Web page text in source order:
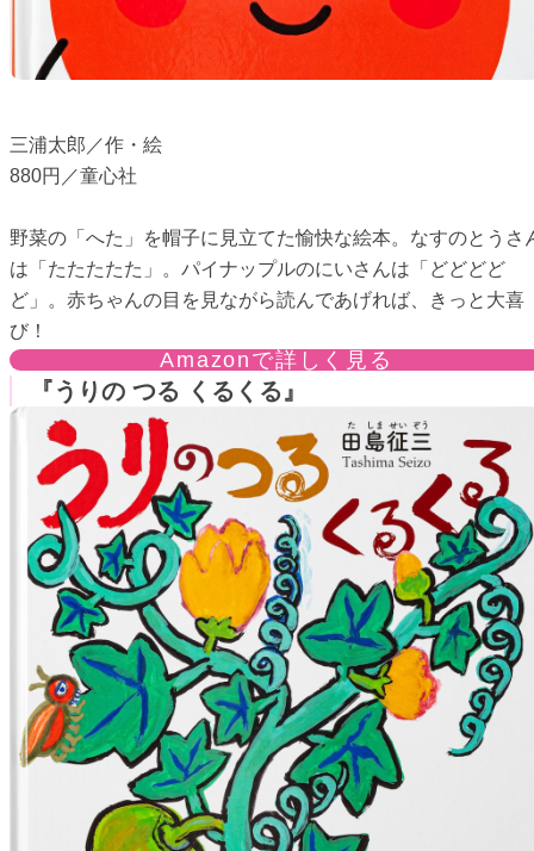
三浦太郎／作・絵
880円／童心社
野菜の「へた」を帽子に見立てた愉快な絵本。なすのとうさ
は「たたたたた」。パイナップルのにいさんは「どどどど
ど」。赤ちゃんの目を見ながら読んであげれば、きっと大喜
び！
Amazonで詳しく見る
『うりの つる くるくる』